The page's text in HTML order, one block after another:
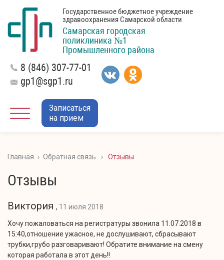
Государственное бюджетное учреждение
здравоохранения Самарской области
Самарская городская
поликлиника №1
Промышленного района
8 (846) 307-77-01
gp1@sgp1.ru
Записаться
на прием
Главная › Обратная связь › Отзывы
Отзывы
Виктория , 11 июля 2018
Хочу пожаловаться на регистратуры звонила 11.07.2018 в
15:40,отношение ужасное, не дослушивают, сбрасывают
трубки,грубо разговаривают! Обратите внимание на смену
которая работала в этот день!!